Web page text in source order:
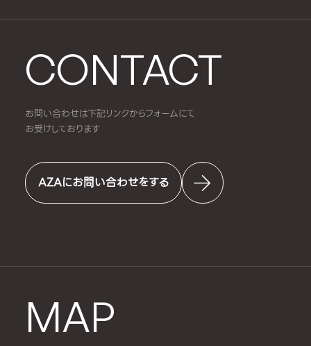
CONTACT
お問い合わせは下記リンクからフォームにて
お受けしております
AZAにお問い合わせをする
MAP